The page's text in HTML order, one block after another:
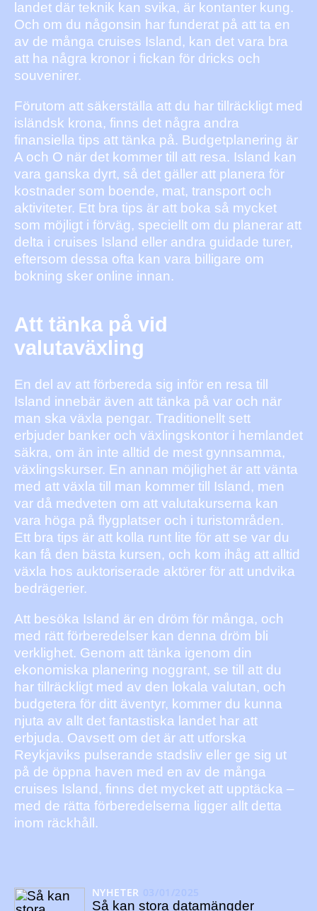
landet där teknik kan svika, är kontanter kung.
Och om du någonsin har funderat på att ta en
av de många cruises Island, kan det vara bra
att ha några kronor i fickan för dricks och
souvenirer.
Förutom att säkerställa att du har tillräckligt med
isländsk krona, finns det några andra
finansiella tips att tänka på. Budgetplanering är
A och O när det kommer till att resa. Island kan
vara ganska dyrt, så det gäller att planera för
kostnader som boende, mat, transport och
aktiviteter. Ett bra tips är att boka så mycket
som möjligt i förväg, speciellt om du planerar att
delta i cruises Island eller andra guidade turer,
eftersom dessa ofta kan vara billigare om
bokning sker online innan.
Att tänka på vid
valutaväxling
En del av att förbereda sig inför en resa till
Island innebär även att tänka på var och när
man ska växla pengar. Traditionellt sett
erbjuder banker och växlingskontor i hemlandet
säkra, om än inte alltid de mest gynnsamma,
växlingskurser. En annan möjlighet är att vänta
med att växla till man kommer till Island, men
var då medveten om att valutakurserna kan
vara höga på flygplatser och i turistområden.
Ett bra tips är att kolla runt lite för att se var du
kan få den bästa kursen, och kom ihåg att alltid
växla hos auktoriserade aktörer för att undvika
bedrägerier.
Att besöka Island är en dröm för många, och
med rätt förberedelser kan denna dröm bli
verklighet. Genom att tänka igenom din
ekonomiska planering noggrant, se till att du
har tillräckligt med av den lokala valutan, och
budgetera för ditt äventyr, kommer du kunna
njuta av allt det fantastiska landet har att
erbjuda. Oavsett om det är att utforska
Reykjaviks pulserande stadsliv eller ge sig ut
på de öppna haven med en av de många
cruises Island, finns det mycket att upptäcka –
med de rätta förberedelserna ligger allt detta
inom räckhåll.
NYHETER
Så kan stora datamängder